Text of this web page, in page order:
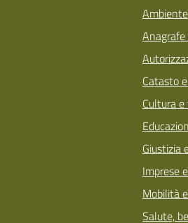
Ambiente
Catasto
Cultura
Giustizia
Imprese
Mobilità
Salute,